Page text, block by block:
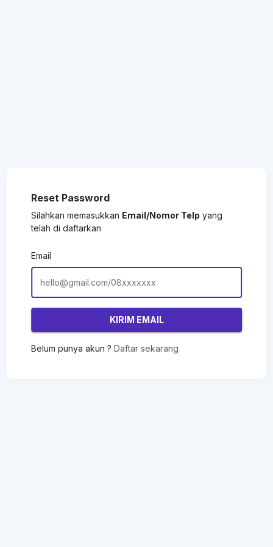
Reset Password
Silahkan memasukkan Email/Nomor Telp yang
telah di daftarkan
Email
KIRIM EMAIL
Belum punya akun ?Daftar sekarang